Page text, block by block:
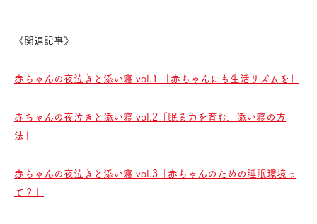
《関連記事》
赤ちゃんの夜泣きと添い寝 vol.1 「赤ちゃんにも生活リズムを」
赤ちゃんの夜泣きと添い寝 vol.2「眠る力を育む、添い寝の方
法」
赤ちゃんの夜泣きと添い寝 vol.3「赤ちゃんのための睡眠環境っ
て？」